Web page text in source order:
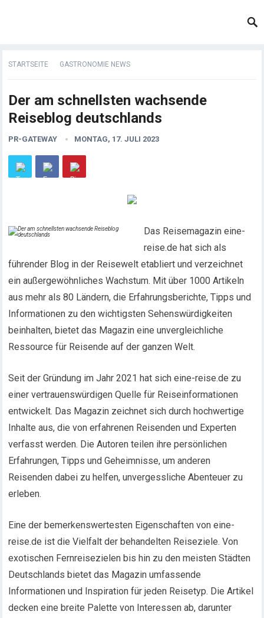
STARTSEITE GASTRONOMIE NEWS
Der am schnellsten wachsende
Reiseblog deutschlands
PR-GATEWAY MONTAG, 17. JULI 2023
Das Reisemagazin eine-
reise.de hat sich als
führender Blog in der Reisewelt etabliert und verzeichnet
ein außergewöhnliches Wachstum. Mit über 1000 Artikeln
aus mehr als 80 Ländern, die Erfahrungsberichte, Tipps und
Informationen zu den wichtigsten Sehenswürdigkeiten
beinhalten, bietet das Magazin eine unvergleichliche
Ressource für Reisende auf der ganzen Welt.
Seit der Gründung im Jahr 2021 hat sich eine-reise.de zu
einer vertrauenswürdigen Quelle für Reiseinformationen
entwickelt. Das Magazin zeichnet sich durch hochwertige
Inhalte aus, die von erfahrenen Reisenden und Experten
verfasst werden. Die Autoren teilen ihre persönlichen
Erfahrungen, Tipps und Geheimnisse, um anderen
Reisenden dabei zu helfen, unvergessliche Abenteuer zu
erleben.
Eine der bemerkenswertesten Eigenschaften von eine-
reise.de ist die Vielfalt der behandelten Reiseziele. Von
exotischen Fernreisezielen bis hin zu den meisten Städten
Deutschlands bietet das Magazin umfassende
Informationen und Inspiration für jeden Reisetyp. Die Artikel
decken eine breite Palette von Interessen ab, darunter